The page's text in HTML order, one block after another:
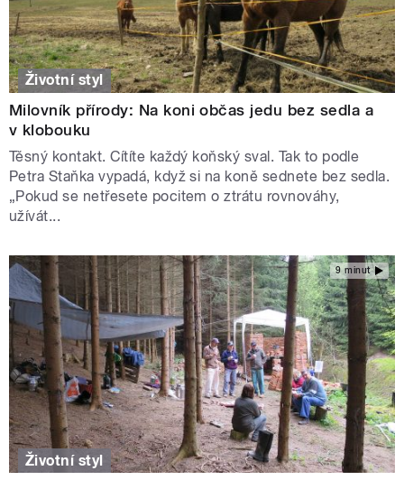
Životní styl
Milovník přírody: Na koni občas jedu bez sedla a
v klobouku
Těsný kontakt. Cítíte každý koňský sval. Tak to podle
Petra Staňka vypadá, když si na koně sednete bez sedla.
„Pokud se netřesete pocitem o ztrátu rovnováhy,
užívát...
9 minut
Životní styl